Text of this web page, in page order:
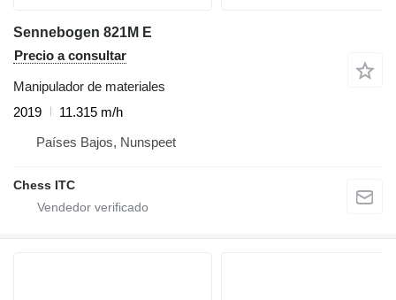
Sennebogen 821M E
Precio a consultar
Manipulador de materiales
2019
11.315 m/h
Países Bajos, Nunspeet
Chess ITC